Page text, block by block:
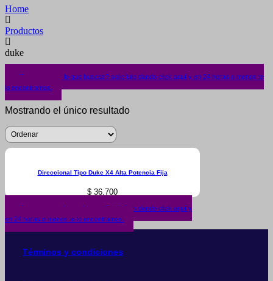
Home
Productos
duke
¿No encuentras lo que buscas? solicítalo dando click aquí y en 24 horas o menos te
lo encontramos.
Mostrando el único resultado
Direccional Tipo Duke X4 Alta Potencia Fija
$ 36.700
¿No encuentras lo que buscas? solicítalo dando click aquí y
en 24 horas o menos te lo encontramos.
Términos y condiciones